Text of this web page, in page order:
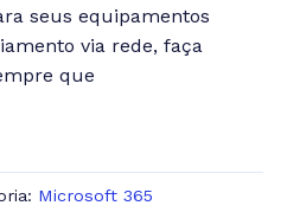
seus equipamentos
via rede, faça
que
Microsoft 365